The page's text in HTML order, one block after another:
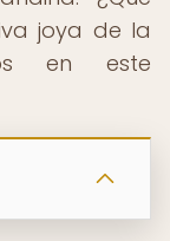
joya de la
en este